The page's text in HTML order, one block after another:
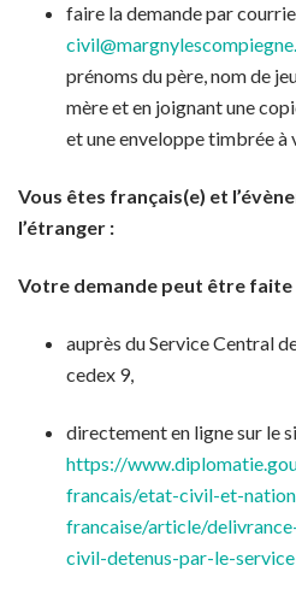
faire la demande par
prénoms du père, nom de
mère et en joignant une
et une enveloppe timbrée à
Vous êtes français(e) et
l’étranger :
Votre demande peut être faite
auprès du Service Central
cedex 9,
directement en ligne sur le
https://
francais/etat-civil-et-
francaise/article/
civil-detenus-par-le-